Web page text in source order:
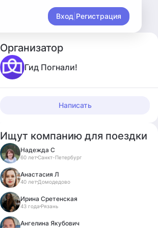
Вход Регистрация
Организатор
Гид Погнали!
Написать
Ищут компанию для поездки
Надежда С
60 летСанкт-Петербург
Анастасия Л
40 лет Домодедово
Ирина Сретенская
43 года Рязань
Ангелина Якубович